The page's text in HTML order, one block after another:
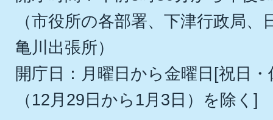
（市役所の各部署、下津行政局
亀川出張所）
開庁日：月曜日から金曜日[祝日
（12月29日から1月3日）を除く]